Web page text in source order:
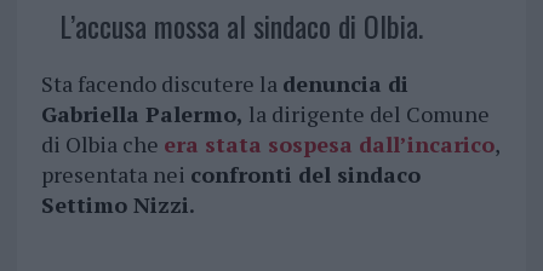
L’accusa mossa al sindaco di Olbia.
Sta facendo discutere la denuncia di
Gabriella Palermo, la dirigente del Comune
di Olbia che era stata sospesa dall’incarico,
presentata nei confronti del sindaco
Settimo Nizzi.